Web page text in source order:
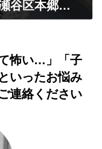
【蜂の巣駆除事例】横浜市瀬谷区本郷でエアコン室外機にアシナガバチ
怖い…」「子
いったお悩み
連絡ください